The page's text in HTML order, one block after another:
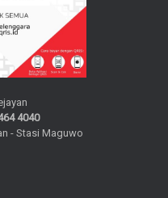
4040
- Stasi Maguwo